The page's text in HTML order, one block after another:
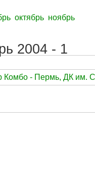
октябрь ноябрь
2004 - 1
Комбо - Пермь, ДК им.